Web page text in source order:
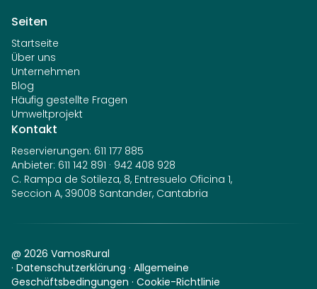
Seiten
Startseite
Über uns
Unternehmen
Blog
Häufig gestellte Fragen
Umweltprojekt
Kontakt
Reservierungen: 611 177 885
Anbieter: 611 142 891 · 942 408 928
C. Rampa de Sotileza, 8, Entresuelo Oficina 1,
Seccion A, 39008 Santander, Cantabria
@ 2026 VamosRural
· Datenschutzerklärung · Allgemeine
Geschäftsbedingungen · Cookie-Richtlinie